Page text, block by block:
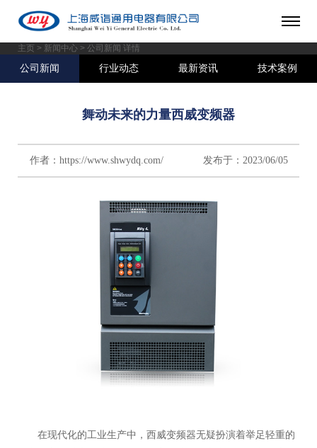
主页 > 新闻中心 > 公司新闻 详情
公司新闻 行业动态 最新资讯 技术案例
舞动未来的力量西威变频器
作者：https://www.shwydq.com/ 发布于：2023/06/05
在现代化的工业生产中，西威变频器无疑扮演着举足轻重的